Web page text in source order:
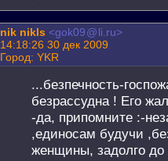
nik nikls <gok09@li.ru>
14:18:26 30 дек 2009
Город: YKR
...безпечность-
безрассудна ! Его
-да, припомните :-
,единосам будучи
женщины, задолго до